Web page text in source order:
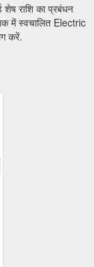
शेष राशि का प्रबंधन
में स्वचालित Electric
करें.